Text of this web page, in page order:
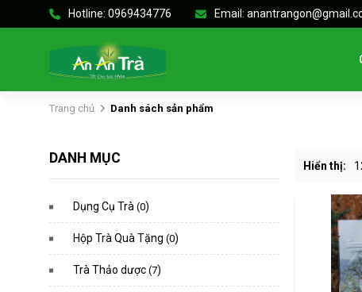
Hotline: 0969434776 Email:
Trang chủ Danh sách sản phẩm
DANH MỤC
Dụng Cụ Trà (0)
Hộp Trà Quà Tặng (0)
Trà Thảo dược (7)
Hiển thị: